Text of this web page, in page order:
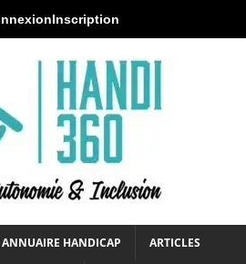
Inscription
ANNUAIRE HANDICAP ARTICLES